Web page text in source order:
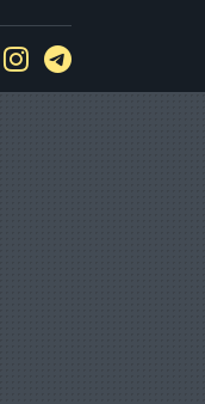
TiktokInstagram